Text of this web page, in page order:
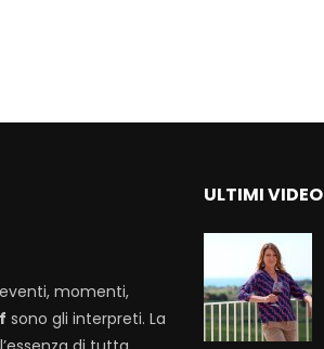
momenti,
sono gli interpreti. La
ULTIMI VIDEO